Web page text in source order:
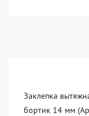
Заклепка
бортик 14 мм